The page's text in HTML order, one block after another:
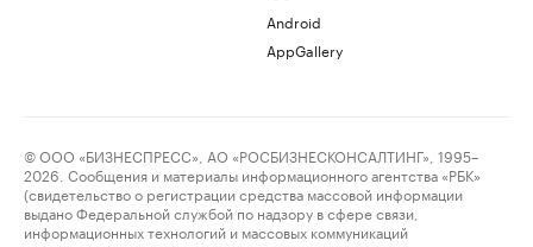
Android
AppGallery
© ООО «БИЗНЕСПРЕСС», АО «РОСБИЗНЕСКОНСАЛТИНГ», 1995–
2026. Сообщения и материалы информационного агентства «РБК»
(свидетельство о регистрации средства массовой информации
выдано Федеральной службой по надзору в сфере связи,
информационных технологий и массовых коммуникаций